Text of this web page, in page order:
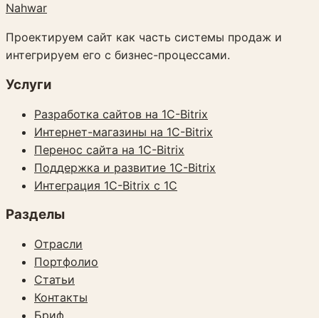
Nahwar
Проектируем сайт как часть системы продаж и
интегрируем его с бизнес-процессами.
Услуги
Разработка сайтов на 1C-Bitrix
Интернет-магазины на 1C-Bitrix
Перенос сайта на 1C-Bitrix
Поддержка и развитие 1C-Bitrix
Интеграция 1C-Bitrix с 1С
Разделы
Отрасли
Портфолио
Статьи
Контакты